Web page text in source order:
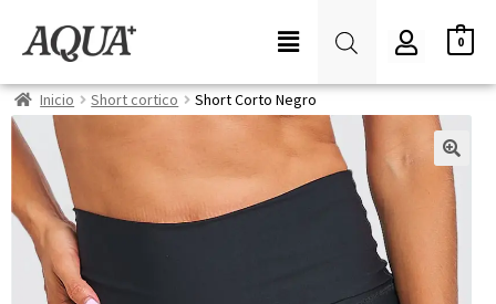
0
Inicio Short cortico Short Corto Negro
🔍